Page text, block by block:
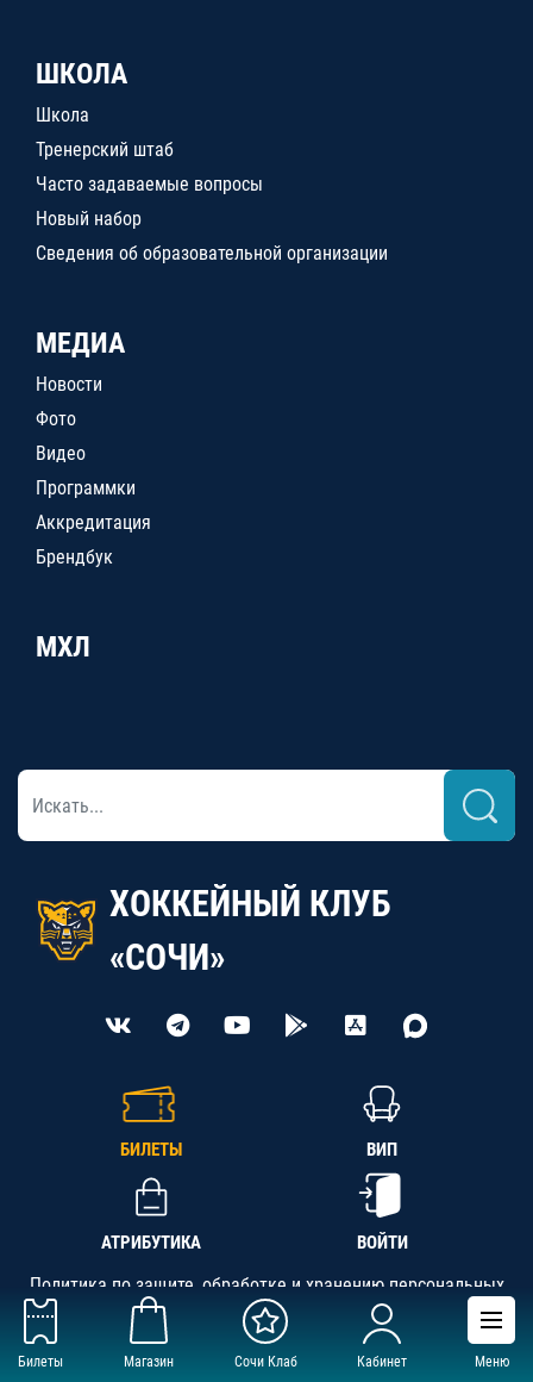
Билеты Магазин Сочи Клаб Кабинет Меню
ШКОЛА
Школа
Тренерский штаб
Часто задаваемые вопросы
Новый набор
Сведения об образовательной организации
МЕДИА
Новости
Фото
Видео
Программки
Аккредитация
Брендбук
МХЛ
ХОККЕЙНЫЙ КЛУБ
«СОЧИ»
БИЛЕТЫ ВИП
АТРИБУТИКА ВОЙТИ
Политика по защите, обработке и хранению персональных
данных
АНО «СК «Кубань-Регион», ОГРН 1142300002349,